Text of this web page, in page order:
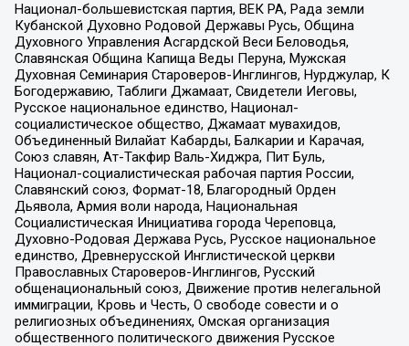
Национал-большевистская партия, ВЕК РА, Рада земли
Кубанской Духовно Родовой Державы Русь, Община
Духовного Управления Асгардской Веси Беловодья,
Славянская Община Капища Веды Перуна, Мужская
Духовная Семинария Староверов-Инглингов, Нурджулар, К
Богодержавию, Таблиги Джамаат, Свидетели Иеговы,
Русское национальное единство, Национал-
социалистическое общество, Джамаат мувахидов,
Объединенный Вилайат Кабарды, Балкарии и Карачая,
Союз славян, Ат-Такфир Валь-Хиджра, Пит Буль,
Национал-социалистическая рабочая партия России,
Славянский союз, Формат-18, Благородный Орден
Дьявола, Армия воли народа, Национальная
Социалистическая Инициатива города Череповца,
Духовно-Родовая Держава Русь, Русское национальное
единство, Древнерусской Инглистической церкви
Православных Староверов-Инглингов, Русский
общенациональный союз, Движение против нелегальной
иммиграции, Кровь и Честь, О свободе совести и о
религиозных объединениях, Омская организация
общественного политического движения Русское